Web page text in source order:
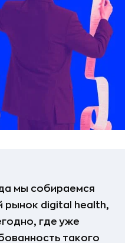
мы собираемся
рынок digital health,
где уже
такого